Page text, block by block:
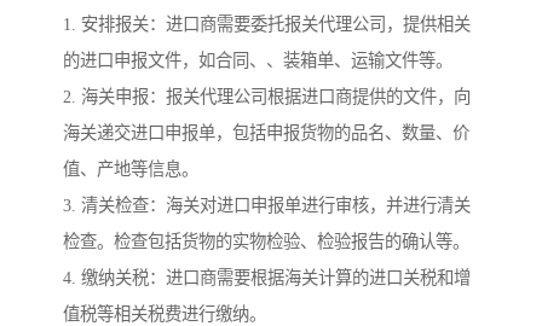
1. 安排报关：进口商需要委托报关代理公司，提供相关
的进口申报文件，如合同、、装箱单、运输文件等。
2. 海关申报：报关代理公司根据进口商提供的文件，向
海关递交进口申报单，包括申报货物的品名、数量、价
值、产地等信息。
3. 清关检查：海关对进口申报单进行审核，并进行清关
检查。检查包括货物的实物检验、检验报告的确认等。
4. 缴纳关税：进口商需要根据海关计算的进口关税和增
值税等相关税费进行缴纳。